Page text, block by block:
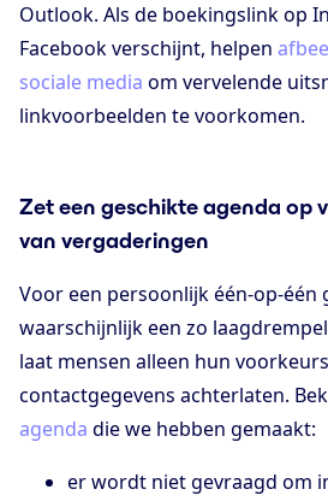
Outlook. Als de boekingslink op
Facebook verschijnt, helpen
sociale media om vervelende
linkvoorbeelden te voorkomen.
Zet een geschikte agenda op
van vergaderingen
Voor een persoonlijk één-op-één
waarschijnlijk een zo
laat mensen alleen hun
contactgegevens achterlaten.
agenda die we hebben gemaakt:
er wordt niet gevraagd om